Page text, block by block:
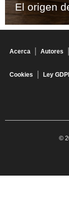
El origen
Acerca Autores
Cookies Ley
©